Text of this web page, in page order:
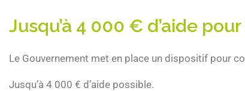
Jusqu’à 4 000 € d’aide
Le Gouvernement met en place un dispositif pour
Jusqu’à 4 000 € d’aide possible.